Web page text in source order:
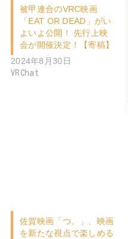
被甲連合のVRC映画
「EAT OR DEAD」がい
よいよ公開！ 先行上映
会が開催決定！【寄稿】
2024年8月30日
VRChat
佐賀映画「つ。」、映画
を新たな視点で楽しめる